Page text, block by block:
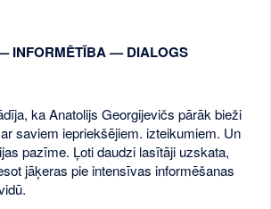
INFORMĒTĪBA — DIALOGS
ka Anatolijs Georgijevičs pārāk bieži
saviem iepriekšējiem. izteikumiem. Un
pazīme. Ļoti daudzi lasītāji uzskata,
jāķeras pie intensīvas informēšanas